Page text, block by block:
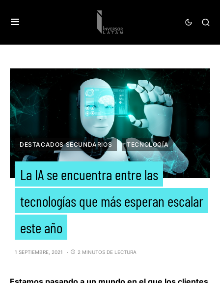
DESTACADOS SECUNDARIOS TECNOLOGÍA
La IA se encuentra entre las
tecnologías que más esperan escalar
este año
1 SEPTIEMBRE, 2021 2 MINUTOS DE LECTURA